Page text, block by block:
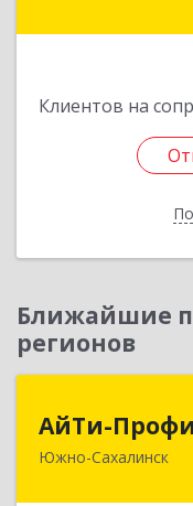
Клиентов на
Ближайшие
регионов
АйТи-Профи
Южно-Сахалинск
693023,